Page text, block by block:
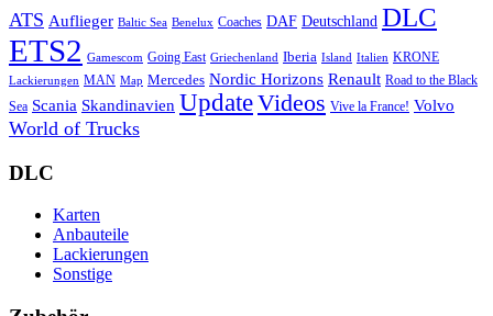
ATS Auflieger Baltic Sea Benelux Coaches DAF Deutschland DLC
ETS2 Gamescom Going East Griechenland Iberia Island Italien KRONE
Lackierungen MAN Map Mercedes Nordic Horizons Renault Road to the Black
Sea Scania Skandinavien UpdateVideos Vive la France! Volvo
World of Trucks
DLC
Karten
Anbauteile
Lackierungen
Sonstige